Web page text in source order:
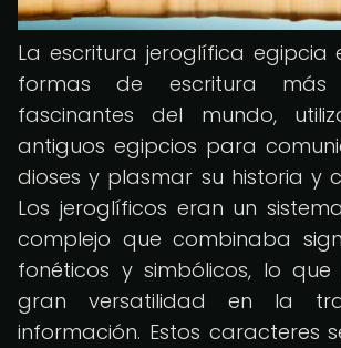
La escritura jeroglífica egipcia
formas de escritura
fascinantes del mundo,
antiguos egipcios para
dioses y plasmar su historia y
Los jeroglíficos eran un
complejo que combinaba
fonéticos y simbólicos, lo
gran versatilidad en la
información. Estos caracteres